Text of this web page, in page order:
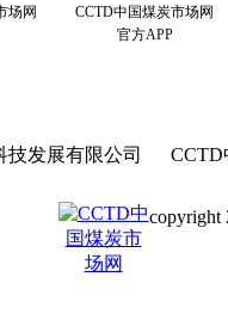
场网
CCTD中国煤炭市场网
官方APP
技发展有限公司
copyright